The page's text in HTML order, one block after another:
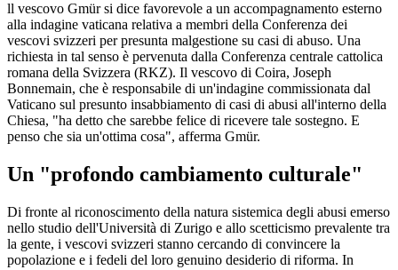
ll vescovo Gmür si dice favorevole a un accompagnamento esterno
alla indagine vaticana relativa a membri della Conferenza dei
vescovi svizzeri per presunta malgestione su casi di abuso. Una
richiesta in tal senso è pervenuta dalla Conferenza centrale cattolica
romana della Svizzera (RKZ). Il vescovo di Coira, Joseph
Bonnemain, che è responsabile di un'indagine commissionata dal
Vaticano sul presunto insabbiamento di casi di abusi all'interno della
Chiesa, "ha detto che sarebbe felice di ricevere tale sostegno. E
penso che sia un'ottima cosa", afferma Gmür.
Un "profondo cambiamento culturale"
Di fronte al riconoscimento della natura sistemica degli abusi emerso
nello studio dell'Università di Zurigo e allo scetticismo prevalente tra
la gente, i vescovi svizzeri stanno cercando di convincere la
popolazione e i fedeli del loro genuino desiderio di riforma. In